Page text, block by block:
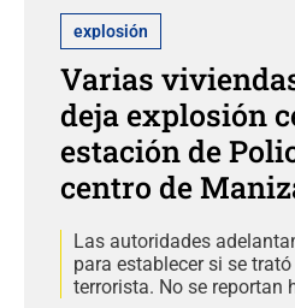
explosión
Varias
deja explosión
estación de
centro de
Las autoridades
para establecer si se
terrorista. No se reportan